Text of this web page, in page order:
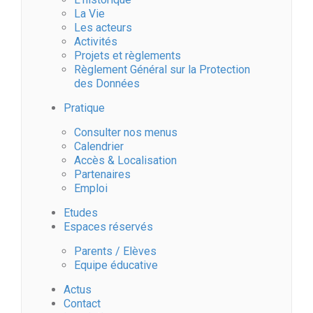
n
La Vie
Les acteurs
Activités
Projets et règlements
Règlement Général sur la Protection
des Données
Pratique
Consulter nos menus
Calendrier
Accès & Localisation
Partenaires
Emploi
Etudes
Espaces réservés
Parents / Elèves
Equipe éducative
Actus
Contact